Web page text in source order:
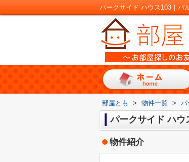
部屋とも > 物件一覧 > パ
パークサイド ハウ
物件紹介